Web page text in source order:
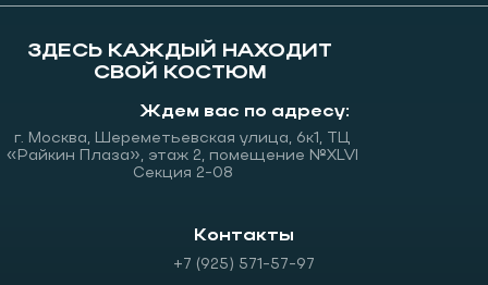
ЗДЕСЬ КАЖДЫЙ НАХОДИТ
СВОЙ КОСТЮМ
Ждем вас по адресу:
г. Москва, Шереметьевская улица, 6к1, ТЦ
«Райкин Плаза», этаж 2, помещение №XLVI
Секция 2-08
Контакты
+7 (925) 571-57-97